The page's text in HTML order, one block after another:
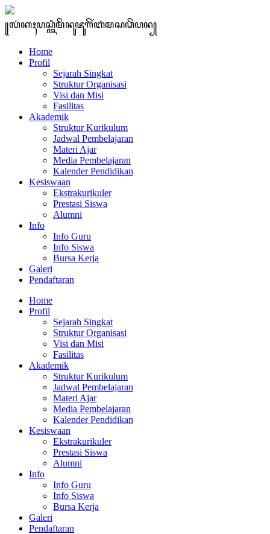
꧋ꦭꦁꦏꦃꦥꦱ꧀ꦠꦶꦩꦼꦤꦸꦗꦸꦒꦼꦂꦧꦁꦩꦱꦣꦼꦥꦤ꧀
Home
Profil
Sejarah Singkat
Struktur Organisasi
Visi dan Misi
Fasilitas
Akademik
Struktur Kurikulum
Jadwal Pembelajaran
Materi Ajar
Media Pembelajaran
Kalender Pendidikan
Kesiswaan
Ekstrakurikuler
Prestasi Siswa
Alumni
Info
Info Guru
Info Siswa
Bursa Kerja
Galeri
Pendaftaran
Home
Profil
Sejarah Singkat
Struktur Organisasi
Visi dan Misi
Fasilitas
Akademik
Struktur Kurikulum
Jadwal Pembelajaran
Materi Ajar
Media Pembelajaran
Kalender Pendidikan
Kesiswaan
Ekstrakurikuler
Prestasi Siswa
Alumni
Info
Info Guru
Info Siswa
Bursa Kerja
Galeri
Pendaftaran